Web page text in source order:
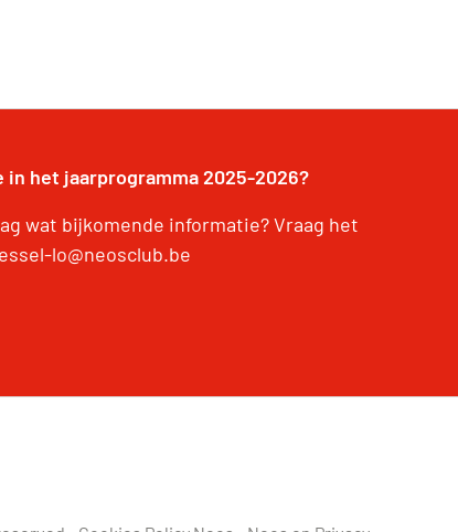
in het jaarprogramma 2025-2026?
wat bijkomende informatie? Vraag het
lo@neosclub.be